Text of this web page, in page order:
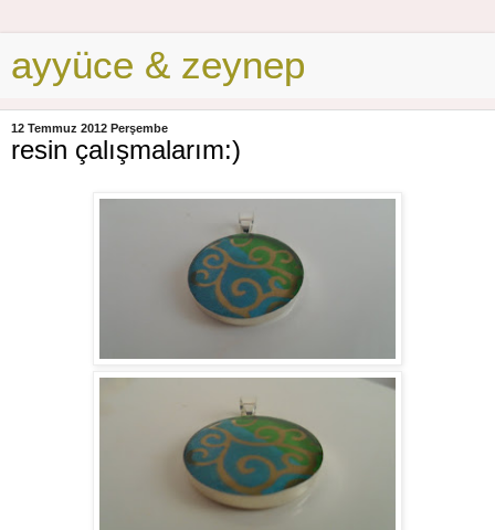
ayyüce & zeynep
12 Temmuz 2012 Perşembe
resin çalışmalarım:)